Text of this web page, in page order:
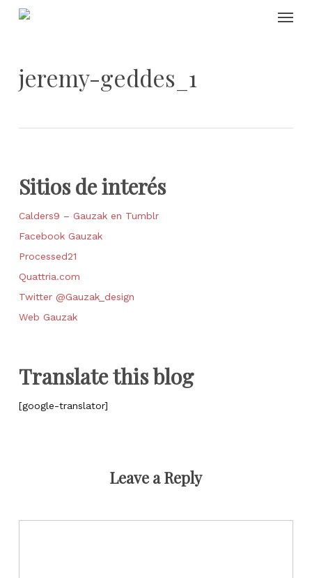
Skip
jeremy-geddes_1
Sitios de interés
Calders9 – Gauzak en Tumblr
Facebook Gauzak
Processed21
Quattria.com
Twitter @Gauzak_design
Web Gauzak
Translate this blog
[google-translator]
Leave a Reply